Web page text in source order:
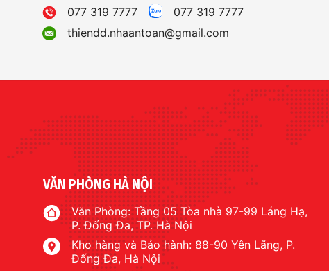
077 319 7777
077 319 7777
thiendd.nhaantoan@gmail.com
VĂN PHÒNG HÀ NỘI
Văn Phòng: Tầng 05 Tòa nhà 97-99 Láng Hạ,
P. Đống Đa, TP. Hà Nội
Kho hàng và Bảo hành: 88-90 Yên Lãng, P.
Đống Đa, Hà Nội